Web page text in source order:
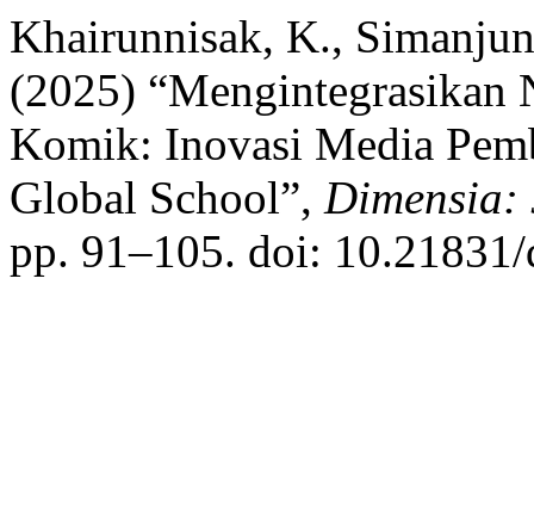
Khairunnisak, K.,
(2025) “Mengintegrasikan
Komik: Inovasi Media
Global School”,
pp. 91–105. doi: